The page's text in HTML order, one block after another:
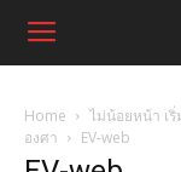
Home
ไม่น้อยหน้า เ
องศา
EV-web